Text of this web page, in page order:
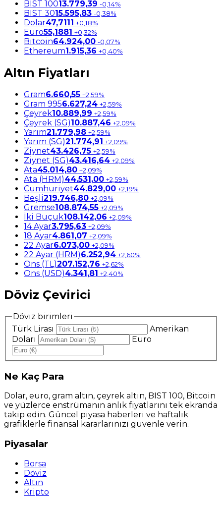
BIST 10013.779,39 -0,14%
BIST 3015.595,83 -0,38%
Dolar47,7111 +0,18%
Euro55,1881 +0,32%
Bitcoin64.924,00 -0,07%
Ethereum1.915,36 +0,40%
Altın Fiyatları
Gram6.660,55 +2,59%
Gram 9956.627,24 +2,59%
Çeyrek10.889,99 +2,59%
Çeyrek (SG)10.887,46 +2,09%
Yarım21.779,98 +2,59%
Yarım (SG)21.774,91 +2,09%
Ziynet43.426,75 +2,59%
Ziynet (SG)43.416,64 +2,09%
Ata45.014,80 +2,09%
Ata (HRM)44.531,00 +2,59%
Cumhuriyet44.829,00 +2,19%
Beşli219.746,80 +2,09%
Gremse108.874,55 +2,09%
İki Buçuk108.142,06 +2,09%
14 Ayar3.795,63 +2,09%
18 Ayar4.861,07 +2,09%
22 Ayar6.073,00 +2,09%
22 Ayar (HRM)6.252,94 +2,60%
Ons (TL)207.152,76 +2,62%
Ons (USD)4.341,81 +2,40%
Döviz Çevirici
Döviz birimleri
Türk Lirası
Amerikan
Doları
Euro
Ne Kaç Para
Dolar, euro, gram altın, çeyrek altın, BIST 100, Bitcoin
ve yüzlerce enstrümanın anlık fiyatlarını tek ekranda
takip edin. Güncel piyasa haberleri ve haftalık
grafiklerle finansal kararlarınızı güvenle verin.
Piyasalar
Borsa
Döviz
Altın
Kripto